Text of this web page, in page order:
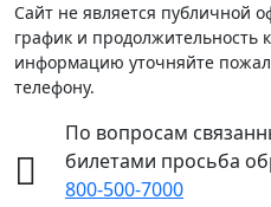
Сайт не является публичной
график и продолжительность
информацию уточняйте
телефону.
По вопросам
билетами просьба
800-500-7000